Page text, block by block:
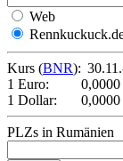
Web
Kurs (BNR):
1 Euro:
1 Dollar:
PLZs in Rumänien